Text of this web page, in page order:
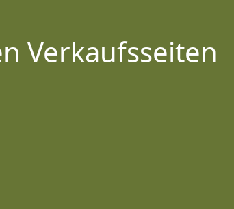
Verkaufsseiten